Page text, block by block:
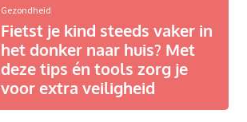
Gezondheid
Fietst je kind steeds vaker in
het donker naar huis? Met
deze tips én tools zorg je
voor extra veiligheid